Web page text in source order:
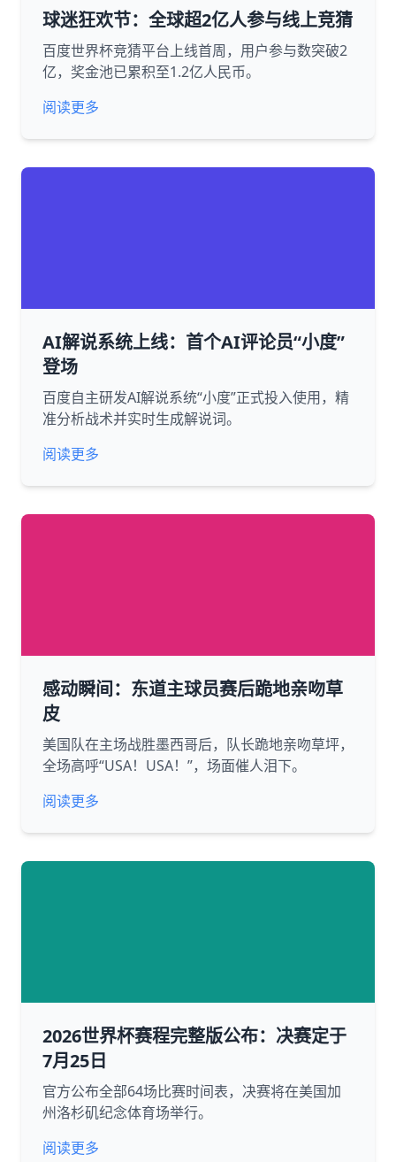
球迷狂欢节：全球超2亿人参与线上竞猜
百度世界杯竞猜平台上线首周，用户参与数突破2
亿，奖金池已累积至1.2亿人民币。
阅读更多
AI解说系统上线：首个AI评论员“小度”
登场
百度自主研发AI解说系统“小度”正式投入使用，精
准分析战术并实时生成解说词。
阅读更多
感动瞬间：东道主球员赛后跪地亲吻草
皮
美国队在主场战胜墨西哥后，队长跪地亲吻草坪，
全场高呼“USA！USA！”，场面催人泪下。
阅读更多
2026世界杯赛程完整版公布：决赛定于
7月25日
官方公布全部64场比赛时间表，决赛将在美国加
州洛杉矶纪念体育场举行。
阅读更多